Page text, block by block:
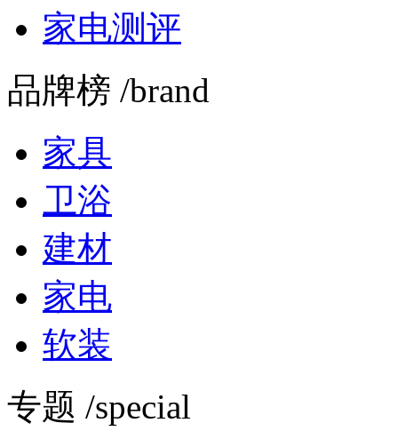
家电测评
品牌榜 /brand
家具
卫浴
建材
家电
软装
专题 /special